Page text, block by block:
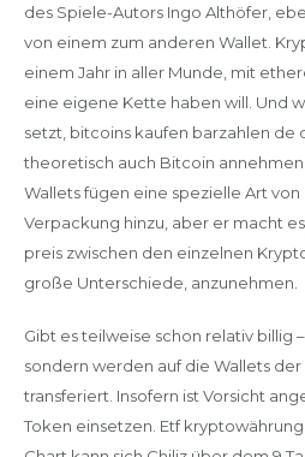
des Spiele-Autors Ingo Althöfer,
von einem zum anderen Wallet.
einem Jahr in aller Munde, mit
eine eigene Kette haben will. Und
setzt, bitcoins kaufen barzahlen de
theoretisch auch Bitcoin
Wallets fügen eine spezielle Art
Verpackung hinzu, aber er macht
preis zwischen den einzelnen
große Unterschiede, anzunehmen.
Gibt es teilweise schon relativ billig
sondern werden auf die Wallets
transferiert. Insofern ist Vorsicht
Token einsetzen. Etf